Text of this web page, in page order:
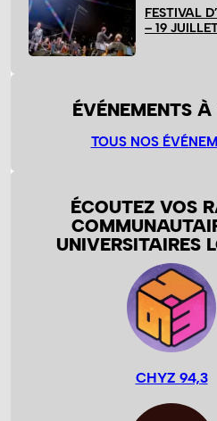
FESTIVAL
– 19
ÉVÉNEMENTS À
TOUS NOS
ÉCOUTEZ VOS
UNIVERSITAIRES
CHYZ 94,3